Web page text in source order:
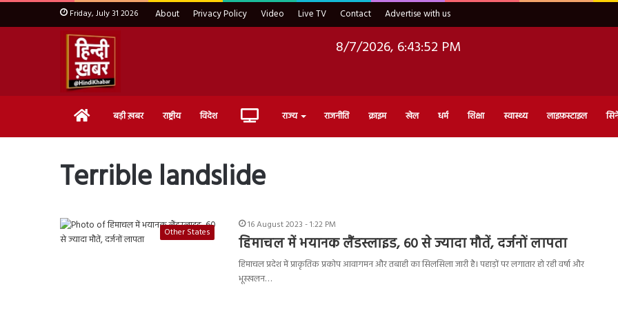
Friday, July 31 2026 About Privacy Policy Video Live TV Contact Advertise with us
8/7/2026, 6:43:53 PM
Home बड़ी ख़बर राष्ट्रीय विदेश Live राज्य राजनीति क्राइम खेल धर्म शिक्षा स्वास्थ्य लाइफ़स्टाइल
Terrible landslide
Other States
16 August 2023 - 1:22 PM
हिमाचल में भयानक लैंडस्लाइड, 60 से ज्यादा मौतें, दर्जनों लापता
हिमाचल प्रदेश में प्राकृतिक प्रकोप आवागमन और तबाही का सिलसिला जारी है। पहाड़ों पर लगातार हो रही वर्षा और
भूस्खलन…